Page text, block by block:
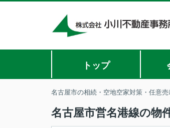
トップ
名古屋市の相続・空地空家対策・任意
名古屋市営名港線の物